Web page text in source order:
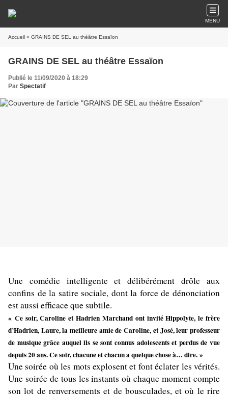
MENU
Accueil » GRAINS DE SEL au théâtre Essaïon
GRAINS DE SEL au théâtre Essaïon
Publié le 11/09/2020 à 18:29
Par Spectatif
Une comédie intelligente et délibérément drôle aux
confins de la satire sociale, dont la force de dénonciation
est aussi efficace que subtile.
« Ce soir, Caroline et Hadrien Marchand ont invité Hippolyte, le frère
d’Hadrien, Laure, la meilleure amie de Caroline, et José, leur professeur
de musique grâce auquel ils se sont connus adolescents et perdus de vue
depuis 20 ans. Ce soir, chacune et chacun a quelque chose à… dire. »
Une soirée où les mots explosent et font éclater les vérités.
Une soirée de tous les instants où chaque moment compte
son lot de renversements et de bousculades, et où le rire